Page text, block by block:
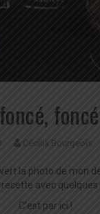
Cécilia Bourgeois
la photo de mon
avec quelques
C’est par ici !